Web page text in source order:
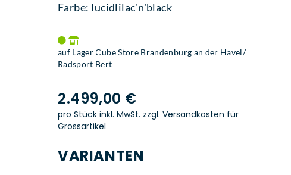
Farbe: lucidlilac'n'black
auf Lager Cube Store Brandenburg an der Havel/
Radsport Bert
2.499,00 €
pro Stück inkl. MwSt. zzgl. Versandkosten für
Grossartikel
VARIANTEN